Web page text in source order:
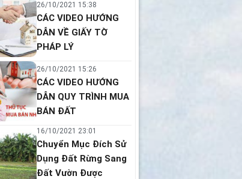
26/10/2021 15:38
CÁC VIDEO HƯỚNG
DẪN VỀ GIẤY TỜ
PHÁP LÝ
26/10/2021 15:26
CÁC VIDEO HƯỚNG
DẪN QUY TRÌNH MUA
BÁN ĐẤT
16/10/2021 23:01
Chuyển Mục Đích Sử
Dụng Đất Rừng Sang
Đất Vườn Được